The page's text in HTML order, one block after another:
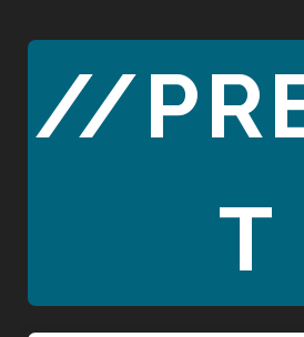
//
T